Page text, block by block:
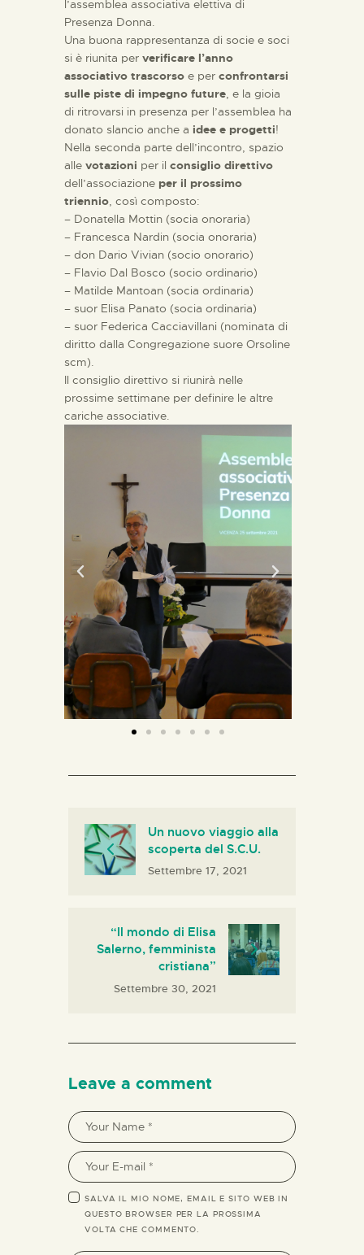
l’assemblea associativa elettiva di
Presenza Donna.
Una buona rappresentanza di socie e soci
si è riunita per verificare l’anno
associativo trascorso e per confrontarsi
sulle piste di impegno future, e la gioia
di ritrovarsi in presenza per l’assemblea ha
donato slancio anche a idee e progetti!
Nella seconda parte dell’incontro, spazio
alle votazioni per il consiglio direttivo
dell’associazione per il prossimo
triennio, così composto:
– Donatella Mottin (socia onoraria)
– Francesca Nardin (socia onoraria)
– don Dario Vivian (socio onorario)
– Flavio Dal Bosco (socio ordinario)
– Matilde Mantoan (socia ordinaria)
– suor Elisa Panato (socia ordinaria)
– suor Federica Cacciavillani (nominata di
diritto dalla Congregazione suore Orsoline
scm).
Il consiglio direttivo si riunirà nelle
prossime settimane per definire le altre
cariche associative.
Un nuovo viaggio alla
scoperta del S.C.U.
Settembre 17, 2021
“Il mondo di Elisa
Salerno, femminista
cristiana”
Settembre 30, 2021
Leave a comment
SALVA IL MIO NOME, EMAIL E SITO WEB IN
QUESTO BROWSER PER LA PROSSIMA
VOLTA CHE COMMENTO.